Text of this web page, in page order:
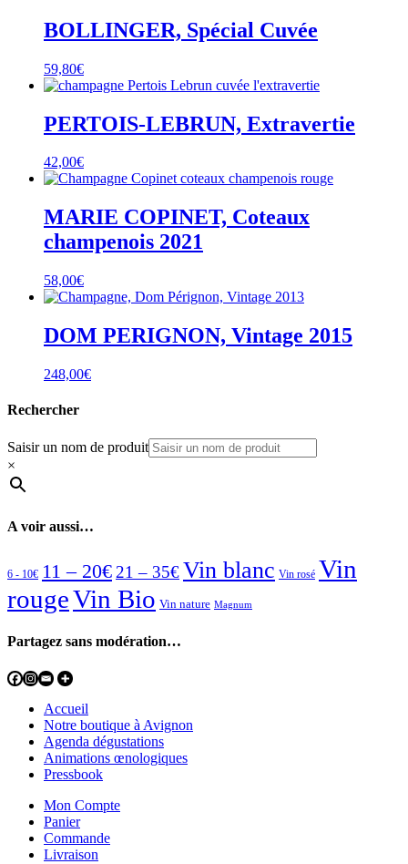
BOLLINGER, Spécial Cuvée
59,80€
PERTOIS-LEBRUN, Extravertie
42,00€
MARIE COPINET, Coteaux
champenois 2021
58,00€
DOM PERIGNON, Vintage 2015
248,00€
Rechercher
Saisir un nom de produit
×
A voir aussi…
6 - 10€ 11 – 20€ 21 – 35€Vin blanc Vin rosé Vin
rougeVin Bio Vin nature Magnum
Partagez sans modération…
Accueil
Notre boutique à Avignon
Agenda dégustations
Animations œnologiques
Pressbook
Mon Compte
Panier
Commande
Livraison